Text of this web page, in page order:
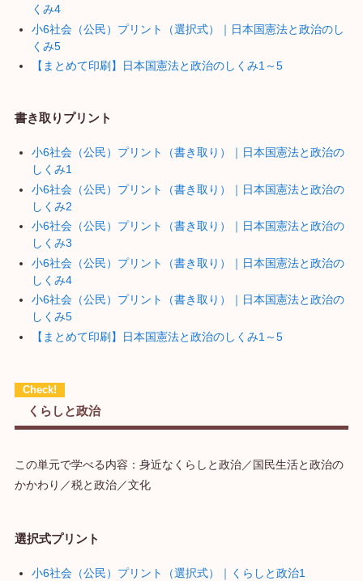
くみ4
小6社会（公民）プリント（選択式）｜日本国憲法と政治のし
くみ5
【まとめて印刷】日本国憲法と政治のしくみ1～5
書き取りプリント
小6社会（公民）プリント（書き取り）｜日本国憲法と政治の
しくみ1
小6社会（公民）プリント（書き取り）｜日本国憲法と政治の
しくみ2
小6社会（公民）プリント（書き取り）｜日本国憲法と政治の
しくみ3
小6社会（公民）プリント（書き取り）｜日本国憲法と政治の
しくみ4
小6社会（公民）プリント（書き取り）｜日本国憲法と政治の
しくみ5
【まとめて印刷】日本国憲法と政治のしくみ1～5
くらしと政治
この単元で学べる内容：身近なくらしと政治／国民生活と政治の
かかわり／税と政治／文化
選択式プリント
小6社会（公民）プリント（選択式）｜くらしと政治1